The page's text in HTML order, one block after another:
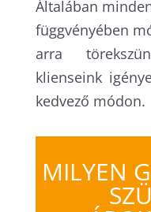
Általában
függvényében
arra
klienseink
kedvező módon.
MILYEN